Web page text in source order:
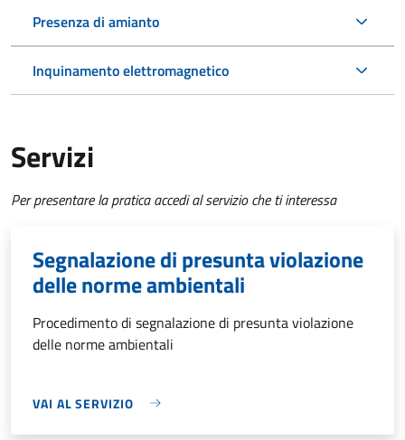
Presenza di amianto
Inquinamento elettromagnetico
Servizi
Per presentare la pratica accedi al servizio che ti interessa
Segnalazione di presunta violazione
delle norme ambientali
Procedimento di segnalazione di presunta violazione
delle norme ambientali
VAI AL SERVIZIO